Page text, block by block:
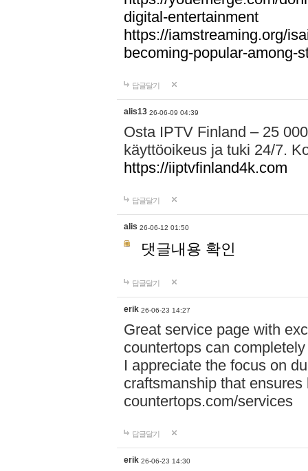
digital-entertainment
https://iamstreaming.org/
becoming-popular-among-
답글달기
alis13 26-06-09 04:39
Osta IPTV Finland – 25
käyttöoikeus ja tuki 24/7.
https://iiptvfinland4k.com
답글달기
alis 26-06-12 01:50
댓글내용 확인
답글달기
erik 26-06-23 14:27
Great service page with
countertops can
I appreciate the focus on
craftsmanship that
countertops.com/services
답글달기
erik 26-06-23 14:30